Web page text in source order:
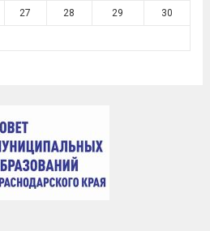
27 28 29 30